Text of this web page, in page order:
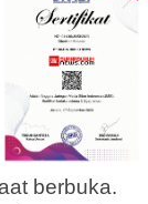
berbuka.